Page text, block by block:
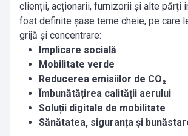
clienții, acționarii, furnizorii și alte părți
fost definite șase teme cheie, pe care
grijă și concentrare:
Implicare socială
Mobilitate verde
Reducerea emisiilor de CO₂
Îmbunătățirea calității aerului
Soluții digitale de mobilitate
Sănătatea, siguranța și